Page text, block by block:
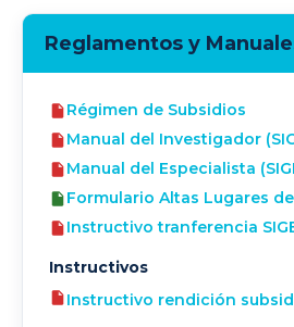
Reglamentos y
Régimen de Subsidios
Manual del Investigador
Manual del Especialista
Formulario Altas Lugares
Instructivo tranferencia
Instructivos
Instructivo rendición